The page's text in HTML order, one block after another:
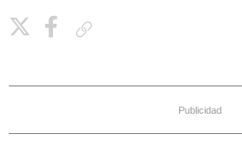
Publicidad